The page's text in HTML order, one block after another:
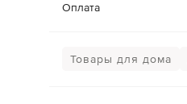
Оплата
Товары для дома